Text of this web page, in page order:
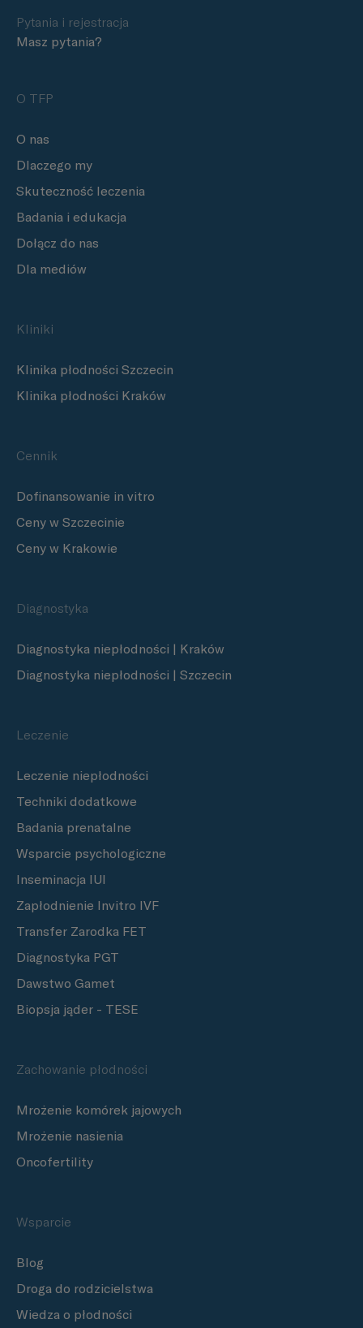
Pytania i rejestracja
Masz pytania?
O TFP
O nas
Dlaczego my
Skuteczność leczenia
Badania i edukacja
Dołącz do nas
Dla mediów
Kliniki
Klinika płodności Szczecin
Klinika płodności Kraków
Cennik
Dofinansowanie in vitro
Ceny w Szczecinie
Ceny w Krakowie
Diagnostyka
Diagnostyka niepłodności | Kraków
Diagnostyka niepłodności | Szczecin
Leczenie
Leczenie niepłodności
Techniki dodatkowe
Badania prenatalne
Wsparcie psychologiczne
Inseminacja IUI
Zapłodnienie Invitro IVF
Transfer Zarodka FET
Diagnostyka PGT
Dawstwo Gamet
Biopsja jąder - TESE
Zachowanie płodności
Mrożenie komórek jajowych
Mrożenie nasienia
Oncofertility
Wsparcie
Blog
Droga do rodzicielstwa
Wiedza o płodności